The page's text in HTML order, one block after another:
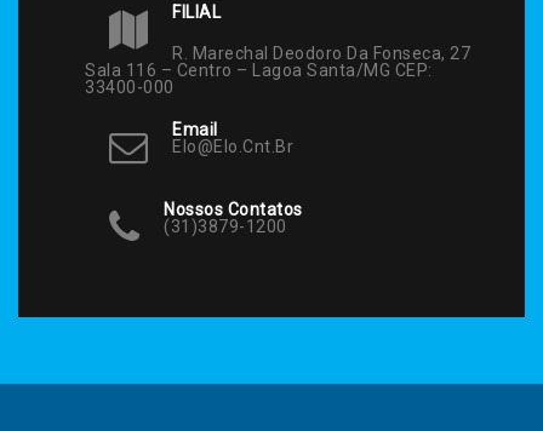
FILIAL
R. Marechal Deodoro Da Fonseca, 27
Sala 116 – Centro – Lagoa Santa/MG CEP:
33400-000
Email
Elo@elo.cnt.br
Nossos Contatos
(31)3879-1200